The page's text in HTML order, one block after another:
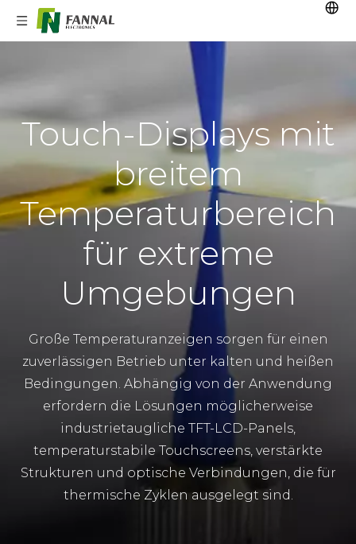
Touch-Displays mit
breitem
Temperaturbereich
für extreme
Umgebungen
Große Temperaturanzeigen sorgen für einen
zuverlässigen Betrieb unter kalten und heißen
Bedingungen. Abhängig von der Anwendung
erfordern die Lösungen möglicherweise
industrietaugliche TFT-LCD-Panels,
temperaturstabile Touchscreens, verstärkte
Strukturen und optische Verbindungen, die für
thermische Zyklen ausgelegt sind.